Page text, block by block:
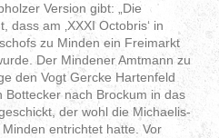
Version gibt: „Die
dass am ‚XXXI Octobris‘ in
zu Minden ein Freimarkt
Der Mindener Amtmann zu
den Vogt Gercke Hartenfeld
nach Brockum in das
der wohl die Michaelis-
entrichtet hatte. Vor